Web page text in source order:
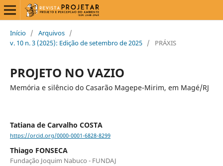
Início / Arquivos /
v. 10 n. 3 (2025): Edição de setembro de 2025 / PRÁXIS
PROJETO NO VAZIO
Memória e silêncio do Casarão Magepe-Mirim, em Magé/RJ
Tatiana de Carvalho COSTA
https://orcid.org/0000-0001-6828-8299
Thiago FONSECA
Fundação Joquim Nabuco - FUNDAJ